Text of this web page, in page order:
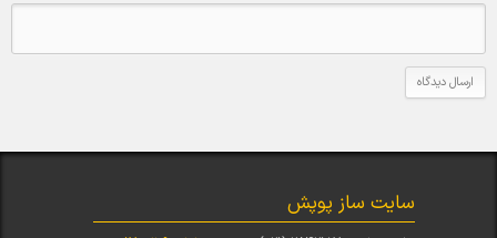
سایت ساز پوپش